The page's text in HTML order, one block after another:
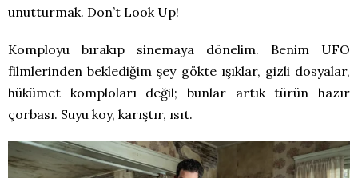
unutturmak. Don’t Look Up!
Komployu bırakıp sinemaya dönelim. Benim UFO
filmlerinden beklediğim şey gökte ışıklar, gizli dosyalar,
hükümet komploları değil; bunlar artık türün hazır
çorbası. Suyu koy, karıştır, ısıt.